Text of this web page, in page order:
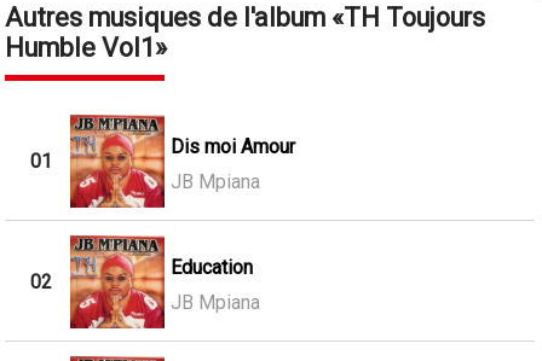
Autres musiques de l'album
TH Toujours
Humble Vol1
01
Dis moi Amour
JB Mpiana
02
Education
JB Mpiana